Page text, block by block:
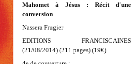
Mahomet à Jésus : Récit d'une
conversion
Nassera Frugier
EDITIONS FRANCISCAINES
(21/08/2014) (211 pages) (19€)